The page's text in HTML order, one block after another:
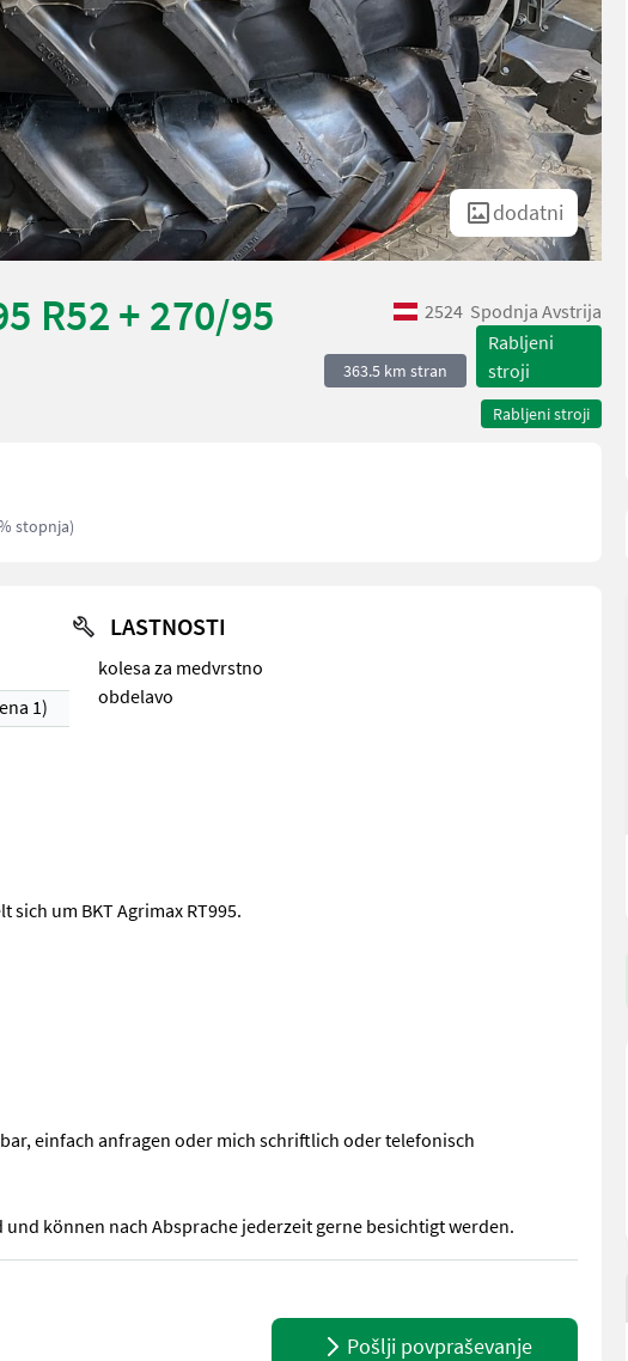
dodatni
R52 + 270/95
2524 Spodnja Avstrija
363.5 km stran
Rabljeni
stroji
Rabljeni stroji
stopnja)
1)
LASTNOSTI
kolesa za medvrstno
obdelavo
um BKT Agrimax RT995.
einfach anfragen oder mich schriftlich oder telefonisch
können nach Absprache jederzeit gerne besichtigt werden.
um BKT Agrimax RT995. Dimension hinten: 300/95 R52 Dimension
Pošlji povpraševanje